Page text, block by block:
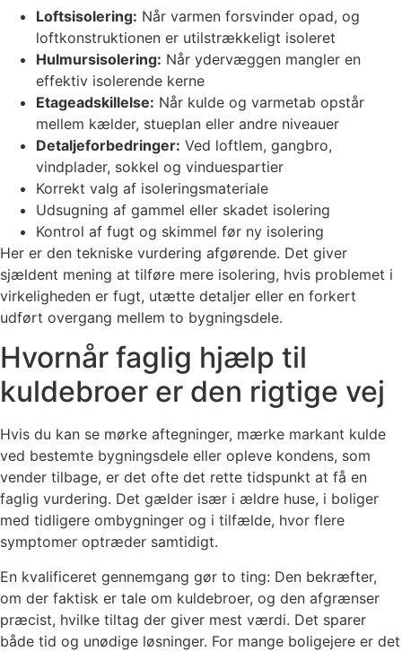
Loftsisolering: Når varmen forsvinder opad, og
loftkonstruktionen er utilstrækkeligt isoleret
Hulmursisolering: Når ydervæggen mangler en
effektiv isolerende kerne
Etageadskillelse: Når kulde og varmetab opstår
mellem kælder, stueplan eller andre niveauer
Detaljeforbedringer: Ved loftlem, gangbro,
vindplader, sokkel og vinduespartier
Korrekt valg af isoleringsmateriale
Udsugning af gammel eller skadet isolering
Kontrol af fugt og skimmel før ny isolering
Her er den tekniske vurdering afgørende. Det giver
sjældent mening at tilføre mere isolering, hvis problemet i
virkeligheden er fugt, utætte detaljer eller en forkert
udført overgang mellem to bygningsdele.
Hvornår faglig hjælp til
kuldebroer er den rigtige vej
Hvis du kan se mørke aftegninger, mærke markant kulde
ved bestemte bygningsdele eller opleve kondens, som
vender tilbage, er det ofte det rette tidspunkt at få en
faglig vurdering. Det gælder især i ældre huse, i boliger
med tidligere ombygninger og i tilfælde, hvor flere
symptomer optræder samtidigt.
En kvalificeret gennemgang gør to ting: Den bekræfter,
om der faktisk er tale om kuldebroer, og den afgrænser
præcist, hvilke tiltag der giver mest værdi. Det sparer
både tid og unødige løsninger. For mange boligejere er det